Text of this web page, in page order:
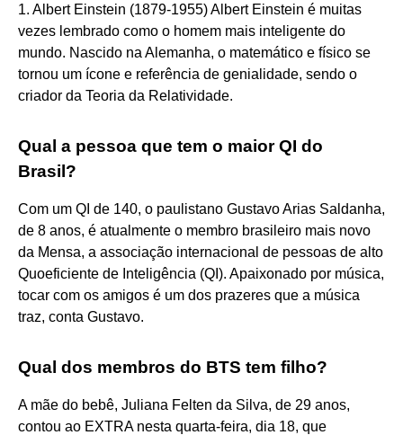
1. Albert Einstein (1879-1955) Albert Einstein é muitas
vezes lembrado como o homem mais inteligente do
mundo. Nascido na Alemanha, o matemático e físico se
tornou um ícone e referência de genialidade, sendo o
criador da Teoria da Relatividade.
Qual a pessoa que tem o maior QI do
Brasil?
Com um QI de 140, o paulistano Gustavo Arias Saldanha,
de 8 anos, é atualmente o membro brasileiro mais novo
da Mensa, a associação internacional de pessoas de alto
Quoeficiente de Inteligência (QI). Apaixonado por música,
tocar com os amigos é um dos prazeres que a música
traz, conta Gustavo.
Qual dos membros do BTS tem filho?
A mãe do bebê, Juliana Felten da Silva, de 29 anos,
contou ao EXTRA nesta quarta-feira, dia 18, que